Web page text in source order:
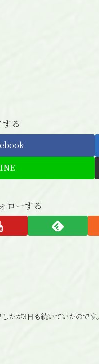
る
ローする
たが3日も続いていたのです。